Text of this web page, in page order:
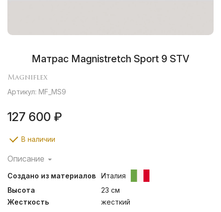
Матрас Magnistretch Sport 9 STV
Magniflex
Артикул: MF_MS9
127 600 ₽
В наличии
Описание
Матрас Magnistretch Sport 9 STV из коллекции
Magnistretch – новинка 2025 года, улучшенная версия
Magnistretch sport 9 в новом дизайне. Двусторонний
беспружинный матрас высотой 23 см со съемным
чехлом на молнии из материала MagniDry.
Создано из материалов
Италия
Высота
23 см
Жесткость
жесткий